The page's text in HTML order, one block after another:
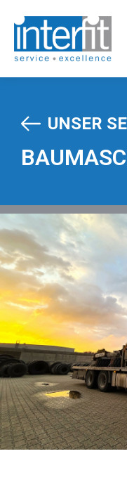
UNSER